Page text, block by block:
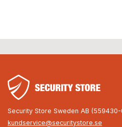
Security Store Sweden AB (559430-
kundservice@securitystore.se